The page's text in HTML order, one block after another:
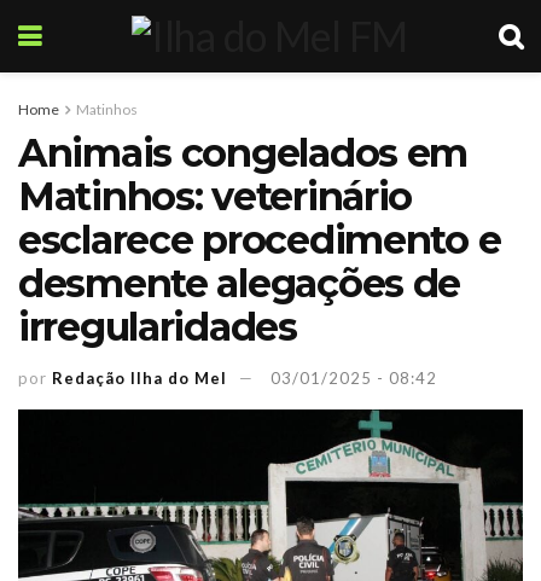
Home Matinhos
Animais congelados em
Matinhos: veterinário
esclarece procedimento e
desmente alegações de
irregularidades
por Redação Ilha do Mel 03/01/2025 - 08:42